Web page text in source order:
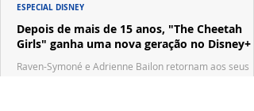
Depois de mais de 15 anos, "The Cheetah
Girls" ganha uma nova geração no Disney+
Raven-Symoné e Adrienne Bailon retornam aos seus
ESPECIAL DISNEY